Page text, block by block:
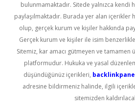
bulunmamaktadır. Sitede yalnızca kendi
paylaşılmaktadır. Burada yer alan içerikler
olup, gerçek kurum ve kişiler hakkında
Gerçek kurum ve kişiler ile isim
Sitemiz, kar amacı gütmeyen ve tamamen
platformudur. Hukuka ve yasal
düşündüğünüz içerikleri,
adresine bildirmeniz halinde, ilgili
sitemizden